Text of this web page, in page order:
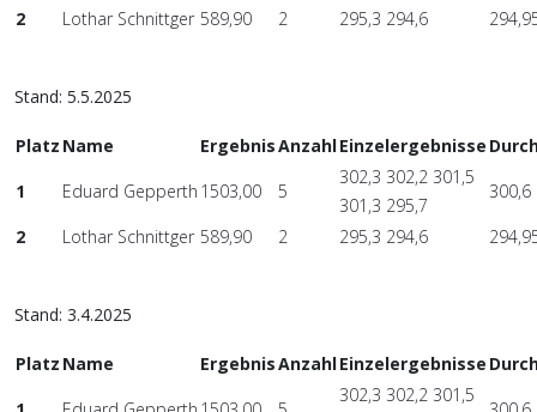
2
Lothar Schnittger 589,90 2 295,3 294,6
Stand: 5.5.2025
Platz Name ErgebnisAnzahlEinzelergebnisse
1
Eduard Gepperth 1503,00 5
302,3 302,2 301,5
301,3 295,7
300,6
2
Lothar Schnittger 589,90 2 295,3 294,6
Stand: 3.4.2025
Platz Name ErgebnisAnzahlEinzelergebnisse
302,3 302,2 301,5